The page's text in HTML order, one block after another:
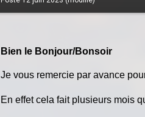
Bien le Bonjour/Bonsoir
Je vous remercie par avance
En effet cela fait plusieurs mois